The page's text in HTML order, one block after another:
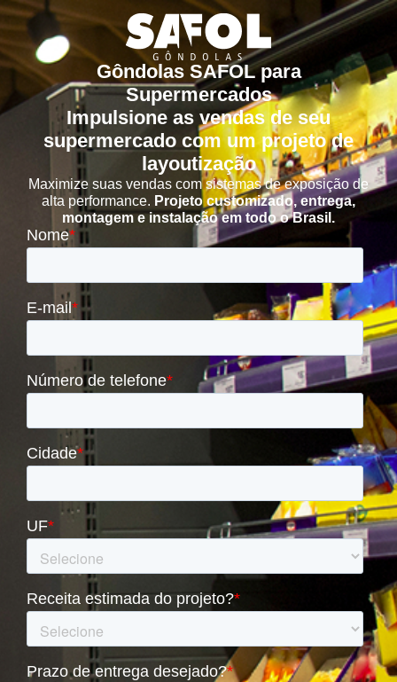
Gôndolas SAFOL para
Supermercados
Impulsione as vendas de seu
supermercado com um projeto de
layoutização
Maximize suas vendas com sistemas de exposição de
alta performance. Projeto customizado, entrega,
montagem e instalação em todo o Brasil.